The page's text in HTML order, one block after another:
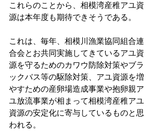
これらのことから、相模湾産稚アユ資
源は本年度も期待できそうである。
これは、毎年、相模川漁業協同組合連
合会とお共同実施してきているアユ資
源を守るためのカワウ防除対策やブラ
ックバス等の駆除対策、アユ資源を増
やすための産卵場造成事業や抱卵親ア
ユ放流事業が相まって相模湾産稚アユ
資源の安定化に寄与しているものと思
われる。